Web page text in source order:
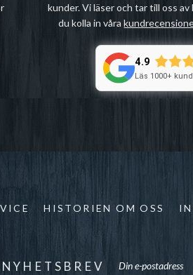
kunder. Vi läser och tar till oss av
du kolla in våra
4.9
Läs 1000+
HISTORIEN OM OSS
NYHETSBREV